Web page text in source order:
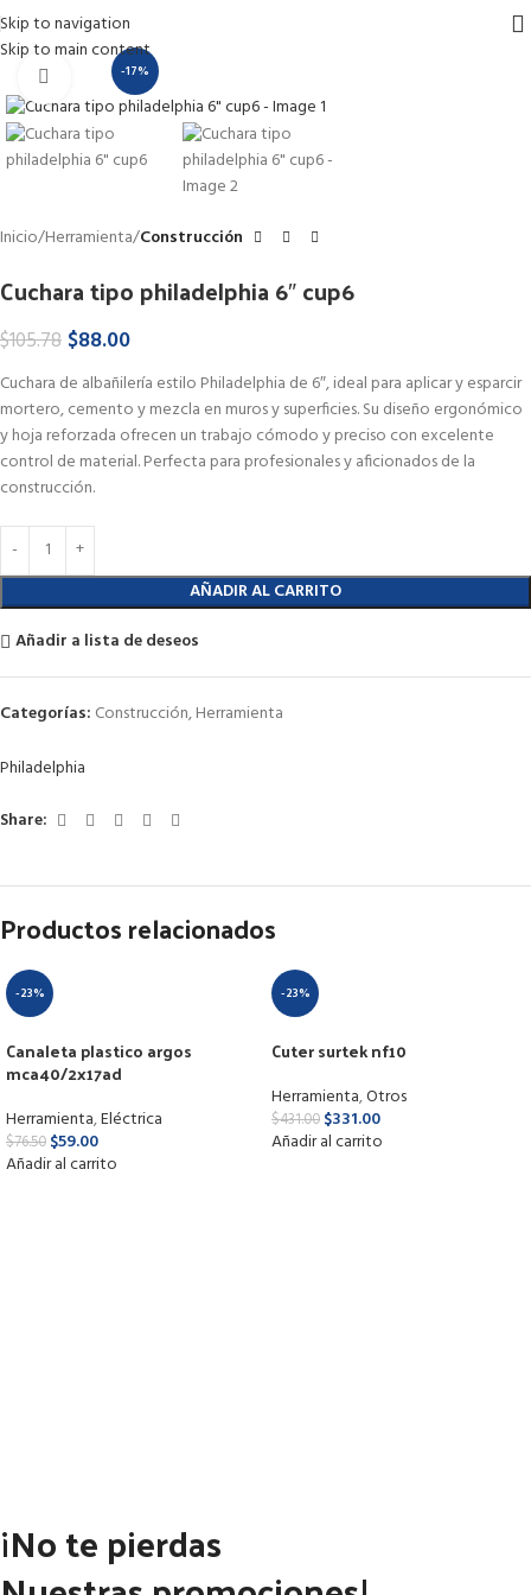
Skip to navigation
Skip to main content
-17%
Haga Click para agrandar
Inicio Herramienta Construcción
Cuchara tipo philadelphia 6″ cup6
$105.78 $88.00
Cuchara de albañilería estilo Philadelphia de 6″, ideal para aplicar y esparcir
mortero, cemento y mezcla en muros y superficies. Su diseño ergonómico
y hoja reforzada ofrecen un trabajo cómodo y preciso con excelente
control de material. Perfecta para profesionales y aficionados de la
construcción.
AÑADIR AL CARRITO
Añadir a lista de deseos
Categorías: Construcción,Herramienta
Philadelphia
Share:
Productos relacionados
-23%
Canaleta plastico argos
mca40/2x17ad
Herramienta,Eléctrica
$76.50 $59.00
Añadir al carrito
-23%
Cuter surtek nf10
Herramienta,Otros
$431.00 $331.00
Añadir al carrito
¡No te pierdas